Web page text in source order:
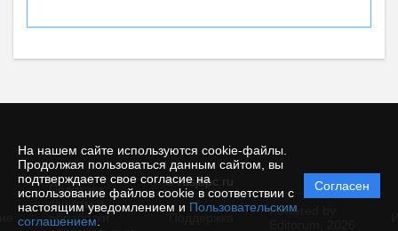
На нашем сайте используются cookie-файлы.
Продолжая пользоваться данным сайтом, вы
подтверждаете свое согласие на
использование файлов cookie в соответствии с
настоящим уведомлением и Пользовательским
соглашением
Согласен
© rusjbpc.ru
Политика
защиты и
обработки
Powered by